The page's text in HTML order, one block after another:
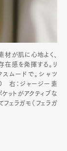
材が肌に心地よく、
在感を発揮する。リ
ムードで。シャツ
右：ジャージー素
ットがアクティブな
ェラガモ（フェラガ